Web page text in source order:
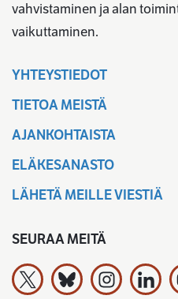
vahvistaminen ja alan
vaikuttaminen.
YHTEYSTIEDOT
TIETOA MEISTÄ
AJANKOHTAISTA
ELÄKESANASTO
LÄHETÄ MEILLE VIESTIÄ
SEURAA MEITÄ
Työeläkevakuuttajat TELA